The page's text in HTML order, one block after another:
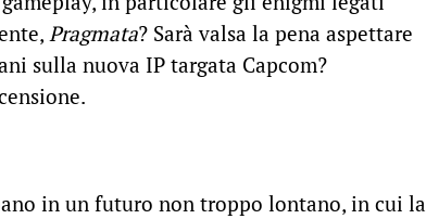
Pragmata? Sarà valsa la pena aspettare
sulla nuova IP targata Capcom?
in un futuro non troppo lontano, in cui la